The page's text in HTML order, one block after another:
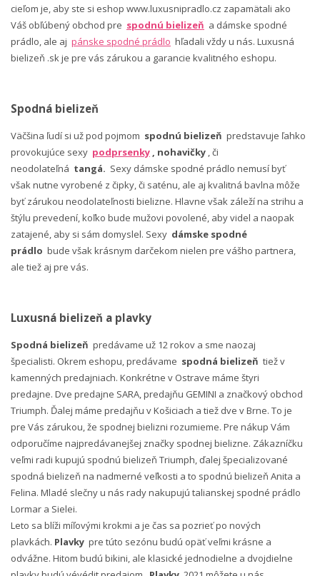
cieľom je, aby ste si eshop www.luxusnipradlo.cz zapamätali ako
Váš obľúbený obchod pre spodnú bielizeň a dámske spodné
prádlo, ale aj pánske spodné prádlo hľadali vždy u nás. Luxusná
bielizeň .sk je pre vás zárukou a garancie kvalitného eshopu.
Spodná bielizeň
Väčšina ľudí si už pod pojmom spodnú bielizeň predstavuje ľahko
provokujúce sexy podprsenky , nohavičky , či
neodolateľná tangá. Sexy dámske spodné prádlo nemusí byť
však nutne vyrobené z čipky, či saténu, ale aj kvalitná bavlna môže
byť zárukou neodolateľnosti bielizne. Hlavne však záleží na strihu a
štýlu prevedení, koľko bude mužovi povolené, aby videl a naopak
zatajené, aby si sám domyslel. Sexy dámske spodné
prádlo bude však krásnym darčekom nielen pre vášho partnera,
ale tiež aj pre vás.
Luxusná bielizeň a plavky
Spodná bielizeň predávame už 12 rokov a sme naozaj
špecialisti. Okrem eshopu, predávame spodná bielizeň tiež v
kamenných predajniach. Konkrétne v Ostrave máme štyri
predajne. Dve predajne SARA, predajňu GEMINI a značkový obchod
Triumph. Ďalej máme predajňu v Košiciach a tiež dve v Brne. To je
pre Vás zárukou, že spodnej bielizni rozumieme. Pre nákup Vám
odporučíme najpredávanejšej značky spodnej bielizne. Zákazníčku
veľmi radi kupujú spodnú bielizeň Triumph, ďalej špecializované
spodná bielizeň na nadmerné veľkosti a to spodnú bielizeň Anita a
Felina. Mladé slečny u nás rady nakupujú talianskej spodné prádlo
Lormar a Sielei.
Leto sa blíži míľovými krokmi a je čas sa pozrieť po nových
plavkách. Plavky pre túto sezónu budú opäť veľmi krásne a
odvážne. Hitom budú bikini, ale klasické jednodielne a dvojdielne